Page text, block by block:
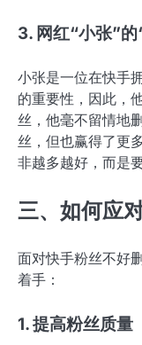
3. 网红“小张”
小张是一位在快手
的重要性，因此，
丝，他毫不留情地
丝，但也赢得了更
非越多越好，而是
三、如何应
面对快手粉丝不好
着手：
1. 提高粉丝质量